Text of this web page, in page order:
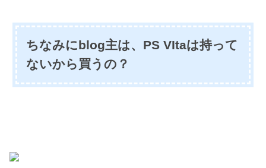
ちなみにblog主は、PS VItaは持って
ないから買うの？